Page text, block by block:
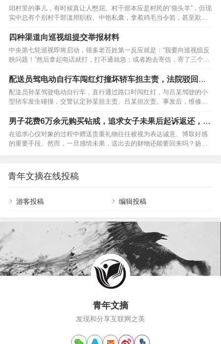
咱村里的事儿，有时候真让人憋屈。村干部本应是村民的“领头羊”，但现
实中总有个别村干部滥用职权、中饱私囊，拿着鸡毛当令箭，甚至欺负
老实人!但别怕，他们也有软肋，村干部最怕三个投诉!今天就给大家掰扯
清楚，村民怎么投诉最管用，要注意啥。 一、村干部最怕的三大投诉
1、财务问题，一告一个准儿 村里的钱去哪儿了?怎么花的?这是大伙最
关心的事儿。村干部最怕的，就是查他们的账!这些账本子要是含糊不
清，村干部最怕被捅上去。一旦有村民拿着证据去反映村务不公开、财
务有猫腻，上面一查一个准。投诉要点： 1. 抓证…
四种渠道向巡视组提交举报材料
中央第七轮巡视即将启动，很多老百姓第一反应就是：“我要向巡视组反
映问题！”然后拿起电话就打，打不通就急；或者跑去寄信，寄了三个月
没回音，以为巡视组不管事。其实，不是巡视组不管，是你选错了渠
道。肖律师办案近十年，见过太多人因为“不会反映”而错失良机。今天，
我把向巡视组反映问题的四种官方渠道拆开了、揉碎了讲给你听，每个
渠道适合什么情况、怎么操作，让你一次选对，少走三个月弯路。一、
先搞清楚：巡视组到底管什么？不管什么？向巡视组反映问题之前，必
须先划清边界。巡视组受理的是被巡视单位领导干部的违纪违法问题…
配送员驾电动自行车闯红灯撞坏轿车担主责，法院驳回维
修方索赔
配送员孙某驾驶电动自行车，直行通过路口时闯红灯，与吕某驾驶的小
型轿车发生碰撞，交警认定孙某担主责、吕某担次责。事发后，维修轿
车的某服务部受让车辆所有方赔偿权益后，起诉孙某、其任职公司及保
险公司承担70%的责任，索赔7.5万余元。记者从中国裁判文书网获悉，
江苏常州市中级人民法院公布二审判决书。法院依据《道路交通安全
法》及“优者危险负担”原则，认定非机动车一方无需承担机动车车辆损失
赔偿责任，驳回了该服务部的全部诉求。一审法院认定：2025年7月19
男子花费6万余元购买钻戒，追求女子未果后起诉返还，法
院判了
在追求心仪对象的过程中赠送贵重礼物往往被视为表达诚意、博取好感
的重要手段。然而，一旦感情未果，送出去的财物还能要回来吗？扬子
王对小美颇生好感，为了追求对方并“维系恋爱关系”，在酒店共同居住数
日后，小王不惜斥资七万余元，购买了价值六万余元的钻戒和价值近五
号状态改为“已恋爱”，但恋爱对象却并…
青年文摘在线投稿
游客投稿 编辑投稿
青年文摘
发现和分享互联网之美